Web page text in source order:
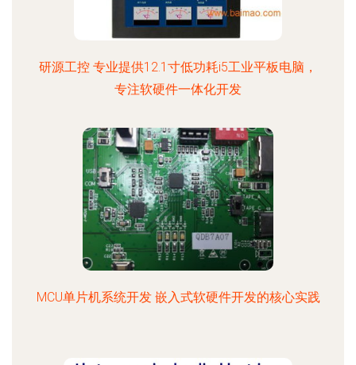
研源工控 专业提供12.1寸低功耗i5工业平板电脑，
专注软硬件一体化开发
MCU单片机系统开发 嵌入式软硬件开发的核心实践